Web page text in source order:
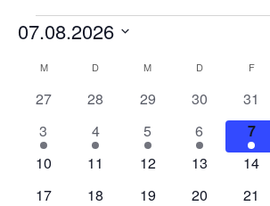
Veranstaltungen
07.08.2026
wählen.
Kalender
von
Veranstaltungen
MMONTAG D DIENSTAGM MITTWOCH
DDONNERSTAG
F
0
27
0
28
0
Veranstaltungen
29
0
30
0
31
1
Veranstaltung
3
1
Veranstaltung
4
1
Veranstaltung
5
1
6
1
7
0
10
0
11
0
12
0
13
0
14
0
17
0
18
0
19
0
20
0
21